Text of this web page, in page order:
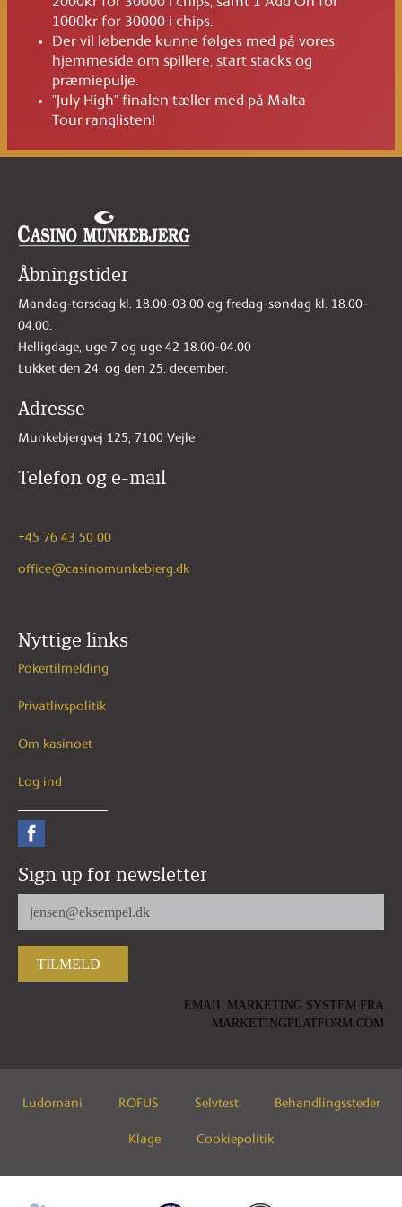
1000kr for 30000 i chips.
Der vil løbende kunne følges med på vores
hjemmeside om spillere, start stacks og
præmiepulje.
”July High” finalen tæller med på Malta
Tour ranglisten!
Åbningstider
Mandag-torsdag kl. 18.00-03.00 og fredag-søndag kl. 18.00-
04.00.
Helligdage, uge 7 og uge 42 18.00-04.00
Lukket den 24. og den 25. december.
Adresse
Munkebjergvej 125, 7100 Vejle
Telefon og e-mail
+45 76 43 50 00
office@casinomunkebjerg.dk
Nyttige links
Pokertilmelding
Privatlivspolitik
Om kasinoet
Log ind
Sign up for newsletter
EMAIL MARKETING SYSTEM FRA
MARKETINGPLATFORM.COM
Ludomani ROFUS Selvtest Behandlingssteder
Klage Cookiepolitik